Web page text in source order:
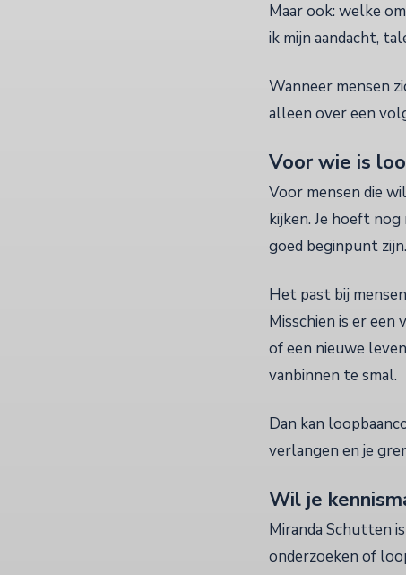
Maar ook: welke
ik mijn aandacht,
Wanneer mensen
alleen over een
Voor wie is
Voor mensen die
kijken. Je hoeft
goed beginpunt zijn.
Het past bij
Misschien is er een
of een nieuwe
vanbinnen te smal.
Dan kan
verlangen en je
Wil je
Miranda Schutten
onderzoeken of